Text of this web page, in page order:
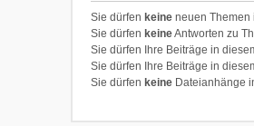
Sie dürfen keine neuen Themen
Sie dürfen keineAntworten zu
Sie dürfen Ihre Beiträge in
Sie dürfen Ihre Beiträge in
Sie dürfen keine Dateianhänge